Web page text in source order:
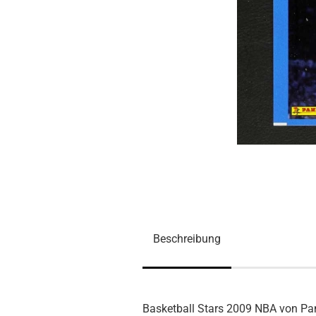
Beschreibung
Basketball Stars 2009 NBA von